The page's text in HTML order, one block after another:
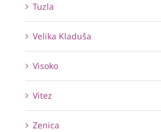
Tuzla
Velika Kladuša
Visoko
Vitez
Zenica